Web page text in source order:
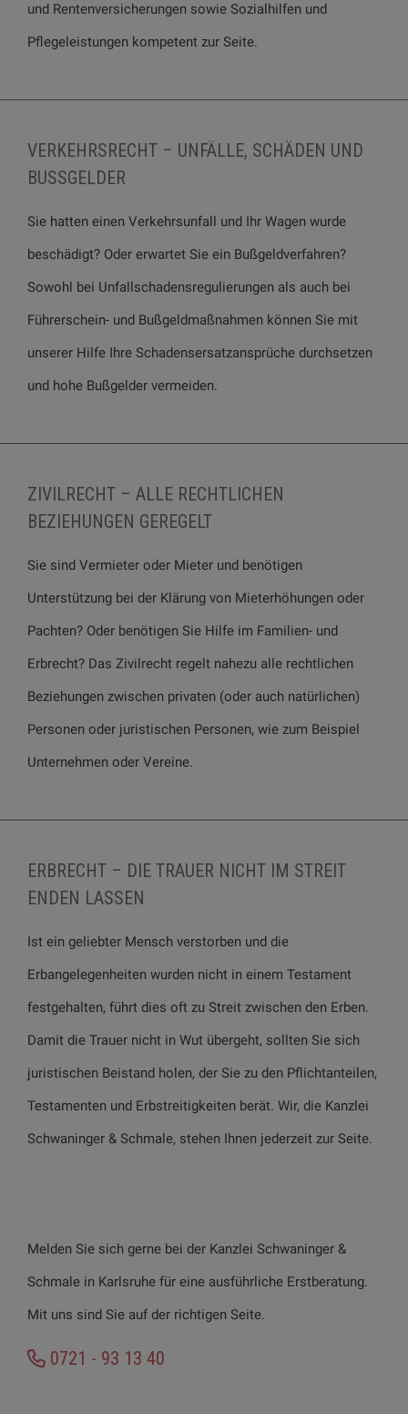
und Rentenversicherungen sowie Sozialhilfen und
Pflegeleistungen kompetent zur Seite.
VERKEHRSRECHT – UNFÄLLE, SCHÄDEN UND
BUSSGELDER
Sie hatten einen Verkehrsunfall und Ihr Wagen wurde
beschädigt? Oder erwartet Sie ein Bußgeldverfahren?
Sowohl bei Unfallschadensregulierungen als auch bei
Führerschein- und Bußgeldmaßnahmen können Sie mit
unserer Hilfe Ihre Schadensersatzansprüche durchsetzen
und hohe Bußgelder vermeiden.
ZIVILRECHT – ALLE RECHTLICHEN
BEZIEHUNGEN GEREGELT
Sie sind Vermieter oder Mieter und benötigen
Unterstützung bei der Klärung von Mieterhöhungen oder
Pachten? Oder benötigen Sie Hilfe im Familien- und
Erbrecht? Das Zivilrecht regelt nahezu alle rechtlichen
Beziehungen zwischen privaten (oder auch natürlichen)
Personen oder juristischen Personen, wie zum Beispiel
Unternehmen oder Vereine.
ERBRECHT – DIE TRAUER NICHT IM STREIT
ENDEN LASSEN
Ist ein geliebter Mensch verstorben und die
Erbangelegenheiten wurden nicht in einem Testament
festgehalten, führt dies oft zu Streit zwischen den Erben.
Damit die Trauer nicht in Wut übergeht, sollten Sie sich
juristischen Beistand holen, der Sie zu den Pflichtanteilen,
Testamenten und Erbstreitigkeiten berät. Wir, die Kanzlei
Schwaninger & Schmale, stehen Ihnen jederzeit zur Seite.
Melden Sie sich gerne bei der Kanzlei Schwaninger &
Schmale in Karlsruhe für eine ausführliche Erstberatung.
Mit uns sind Sie auf der richtigen Seite.
0721 - 93 13 40